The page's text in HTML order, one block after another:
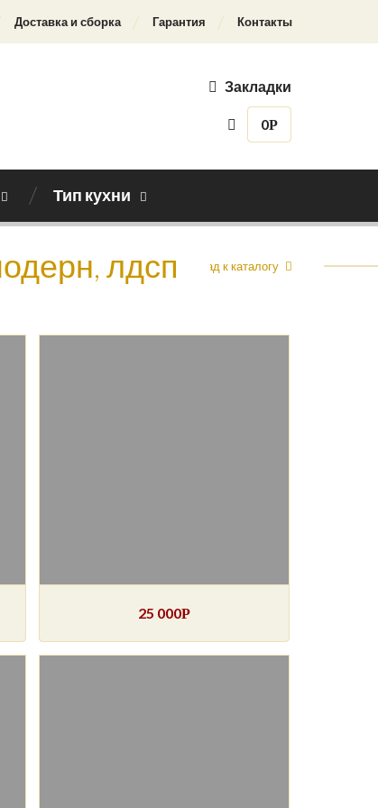
Доставка и сборка Гарантия Контакты
Закладки
0Р
Тип кухни
лдсп Назад к каталогу
25 000Р